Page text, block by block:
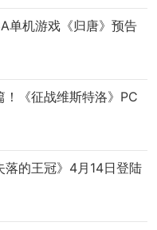
单机游戏《归唐》预告
！《征战维斯特洛》PC
落的王冠》4月14日登陆